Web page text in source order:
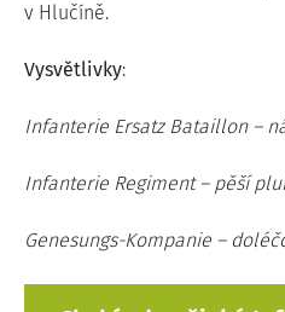
v Hlučíně.
Vysvětlivky:
Infanterie Ersatz Bataillon –
Infanterie Regiment – pěší
Genesungs-Kompanie –